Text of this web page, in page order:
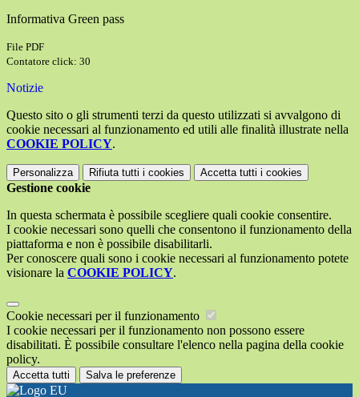
Informativa Green pass
File PDF
Contatore click: 30
Notizie
Questo sito o gli strumenti terzi da questo utilizzati si avvalgono di
cookie necessari al funzionamento ed utili alle finalità illustrate nella
COOKIE POLICY.
Personalizza Rifiuta tutti i cookies Accetta tutti i cookies
Gestione cookie
In questa schermata è possibile scegliere quali cookie consentire.
I cookie necessari sono quelli che consentono il funzionamento della
piattaforma e non è possibile disabilitarli.
Per conoscere quali sono i cookie necessari al funzionamento potete
visionare la COOKIE POLICY.
Cookie necessari per il funzionamento
I cookie necessari per il funzionamento non possono essere
disabilitati. È possibile consultare l'elenco nella pagina della cookie
policy.
Accetta tutti Salva le preferenze